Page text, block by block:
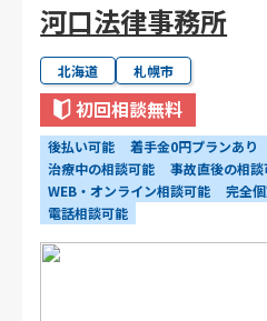
河口法律事務所
北海道 札幌市
初回相談無料
後払い可能 着手金0円プランあり
治療中の相談可能
事故直後の相
WEB・オンライン相談可能
完全
電話相談可能